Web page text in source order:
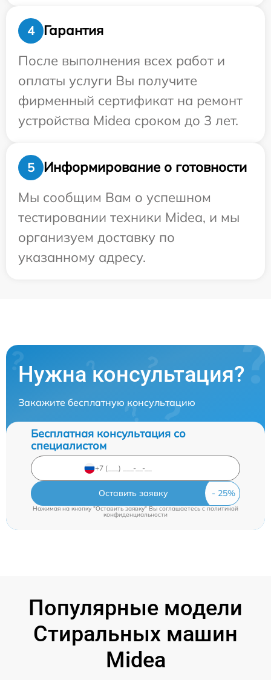
4
Гарантия
После выполнения всех работ и
оплаты услуги Вы получите
фирменный сертификат на ремонт
устройства Midea сроком до 3 лет.
5
Информирование о готовности
Мы сообщим Вам о успешном
тестировании техники Midea, и мы
организуем доставку по
указанному адресу.
Нужна консультация?
Закажите бесплатную консультацию
Бесплатная консультация со
специалистом
Оставить заявку
Нажимая на кнопку "Оставить заявку" Вы соглашаетесь cполитикой
конфиденциальности
Популярные модели
Стиральных машин
Midea